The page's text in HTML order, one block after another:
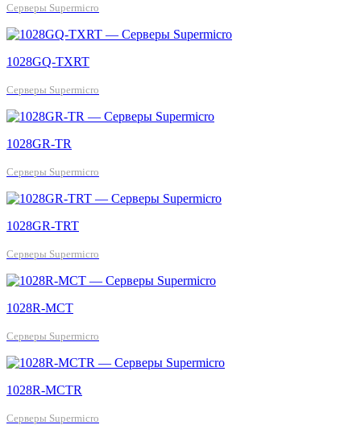
Серверы Supermicro
1028GQ-TXRT
Серверы Supermicro
1028GR-TR
Серверы Supermicro
1028GR-TRT
Серверы Supermicro
1028R-MCT
Серверы Supermicro
1028R-MCTR
Серверы Supermicro